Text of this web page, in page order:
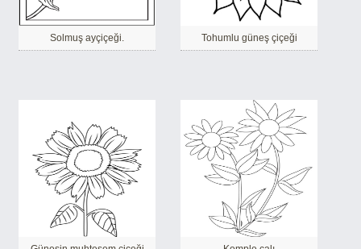
Solmuş ayçiçeği. Tohumlu güneş çiçeği